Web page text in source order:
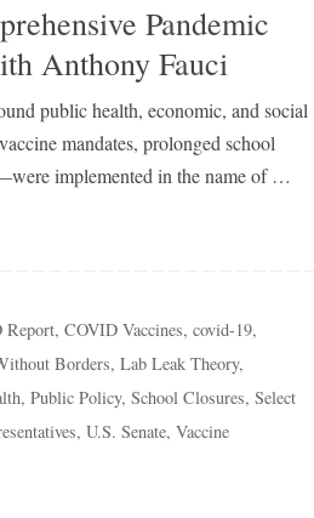
Pandemic
Anthony Fauci
public health, economic, and social
mandates, prolonged school
implemented in the name of …
Report,COVID Vaccines,covid-19,
Borders, Lab Leak Theory,
, Public Policy, School Closures, Select
, U.S. Senate, Vaccine